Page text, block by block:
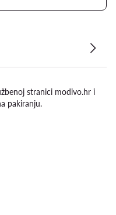
stranici modivo.hr i
pakiranju.